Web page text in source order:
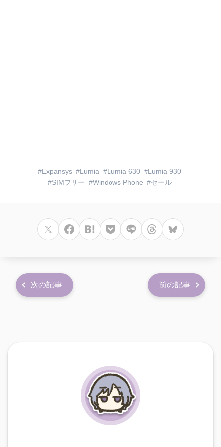
Expansys Lumia Lumia 630
Lumia 930
SIMフリー
Windows Phone セール
次の記事 前の記事